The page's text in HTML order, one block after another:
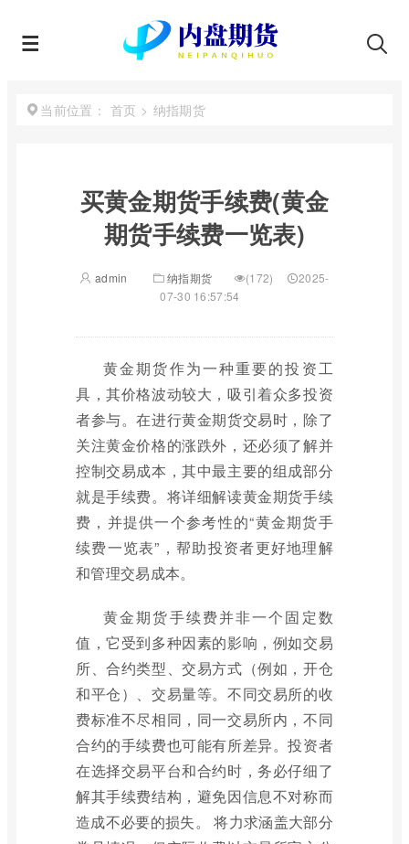
当前位置： 首页 > 纳指期货
买黄金期货手续费(黄金
期货手续费一览表)
admin 纳指期货 (172)
2025-
07-30 16:57:54
黄金期货作为一种重要的投资工
具，其价格波动较大，吸引着众多投资
者参与。在进行黄金期货交易时，除了
关注黄金价格的涨跌外，还必须了解并
控制交易成本，其中最主要的组成部分
就是手续费。将详细解读黄金期货手续
费，并提供一个参考性的“黄金期货手
续费一览表”，帮助投资者更好地理解
和管理交易成本。
黄金期货手续费并非一个固定数
值，它受到多种因素的影响，例如交易
所、合约类型、交易方式（例如，开仓
和平仓）、交易量等。不同交易所的收
费标准不尽相同，同一交易所内，不同
合约的手续费也可能有所差异。投资者
在选择交易平台和合约时，务必仔细了
解其手续费结构，避免因信息不对称而
造成不必要的损失。 将力求涵盖大部分